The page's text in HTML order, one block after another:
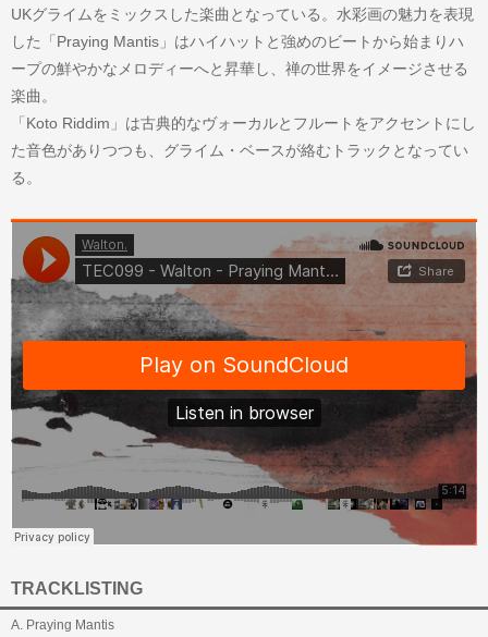
UKグライムをミックスした楽曲となっている。水彩画の魅力を表現
した「Praying Mantis」はハイハットと強めのビートから始まりハ
ープの鮮やかなメロディーへと昇華し、禅の世界をイメージさせる
楽曲。
「Koto Riddim」は古典的なヴォーカルとフルートをアクセントにし
た音色がありつつも、グライム・ベースが絡むトラックとなってい
る。
TRACKLISTING
A. Praying Mantis